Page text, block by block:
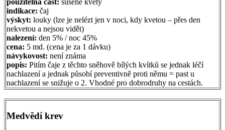
použitelná část: sušené květy
indikace: čaj
výskyt: louky (lze je nelézt jen v noci, kdy kvetou – přes den
nekvetou a nejsou vidět)
nalezení: den 5% / noc 45%
cena: 5 md. (cena je za 1 dávku)
návykovost: není známa
popis: Pitím čaje z těchto sněhově bílých kvítků se jednak léčí
nachlazení a jednak působí preventivně proti němu = past u
nachlazení se snižuje o 2. Vhodné pro dobrodruhy na cestách.
Medvědí krev